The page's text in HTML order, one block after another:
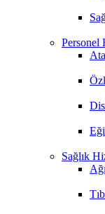
Personel
Sağlık